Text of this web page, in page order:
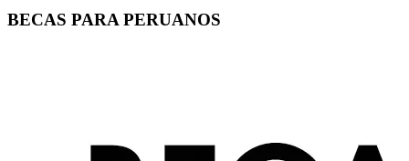
BECAS PARA PERUANOS